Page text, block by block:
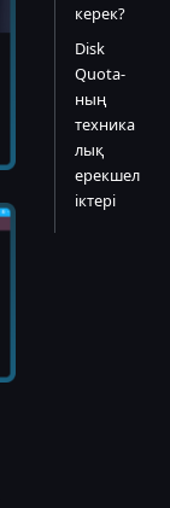
керек?
Disk
Quota-
ның
техника
лық
ерекшел
іктері